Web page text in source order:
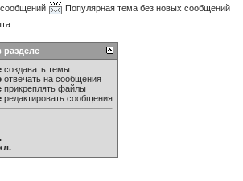
Популярная тема без новых сообщений
создавать темы
отвечать на сообщения
прикреплять файлы
редактировать сообщения